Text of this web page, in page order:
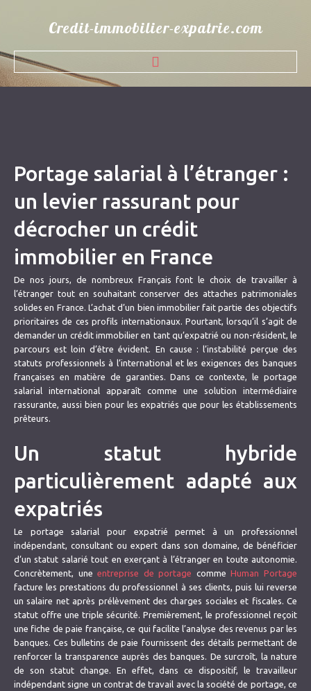
Credit-immobilier-expatrie.com
ACCUEIL
PARTENAIRES BANCAIRES
CONTACT
BLOG
Portage salarial à l’étranger :
un levier rassurant pour
décrocher un crédit
immobilier en France
De nos jours, de nombreux Français font le choix de travailler à
l’étranger tout en souhaitant conserver des attaches patrimoniales
solides en France. L’achat d’un bien immobilier fait partie des objectifs
prioritaires de ces profils internationaux. Pourtant, lorsqu’il s’agit de
demander un crédit immobilier en tant qu’expatrié ou non-résident, le
parcours est loin d’être évident. En cause : l’instabilité perçue des
statuts professionnels à l’international et les exigences des banques
françaises en matière de garanties. Dans ce contexte, le portage
salarial international apparaît comme une solution intermédiaire
rassurante, aussi bien pour les expatriés que pour les établissements
prêteurs.
Un statut hybride
particulièrement adapté aux
expatriés
Le portage salarial pour expatrié permet à un professionnel
indépendant, consultant ou expert dans son domaine, de bénéficier
d’un statut salarié tout en exerçant à l’étranger en toute autonomie.
Concrètement, uneentreprise de portage commeHuman Portage
facture les prestations du professionnel à ses clients, puis lui reverse
un salaire net après prélèvement des charges sociales et fiscales. Ce
statut offre une triple sécurité. Premièrement, le professionnel reçoit
une fiche de paie française, ce qui facilite l’analyse des revenus par les
banques. Ces bulletins de paie fournissent des détails permettant de
renforcer la transparence auprès des banques. De surcroît, la nature
de son statut change. En effet, dans ce dispositif, le travailleur
indépendant signe un contrat de travail avec la société de portage, ce